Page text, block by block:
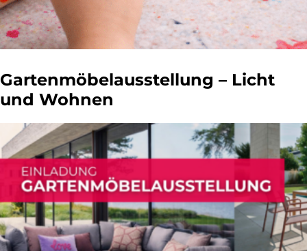
Gartenmöbelausstellung – Licht
und Wohnen